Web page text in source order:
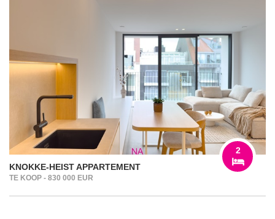
KNOKKE-HEIST APPARTEMENT
TE KOOP - 830 000 EUR
2